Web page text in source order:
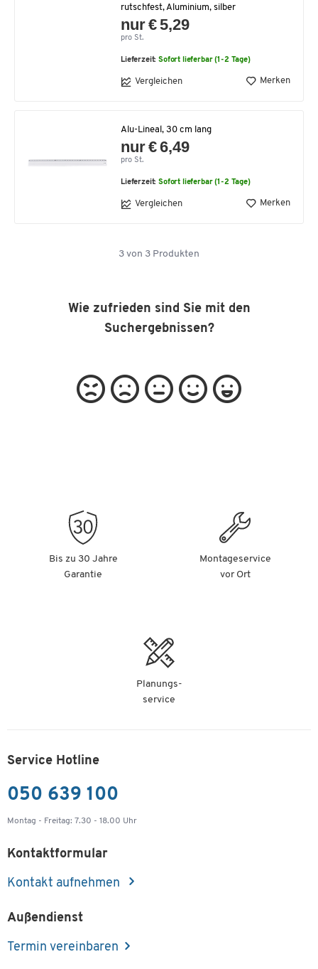
rutschfest, Aluminium, silber
nur € 5,29
pro St.
Lieferzeit:Sofort lieferbar (1-2 Tage)
Vergleichen Merken
Alu-Lineal, 30 cm lang
nur € 6,49
pro St.
Lieferzeit:Sofort lieferbar (1-2 Tage)
Vergleichen Merken
3 von 3 Produkten
Wie zufrieden sind Sie mit den
Suchergebnissen?
Bis zu 30 Jahre
Garantie
Montageservice
vor Ort
Planungs-
service
Service Hotline
050 639 100
Montag - Freitag: 7.30 - 18.00 Uhr
Kontaktformular
Kontakt aufnehmen
Außendienst
Termin vereinbaren